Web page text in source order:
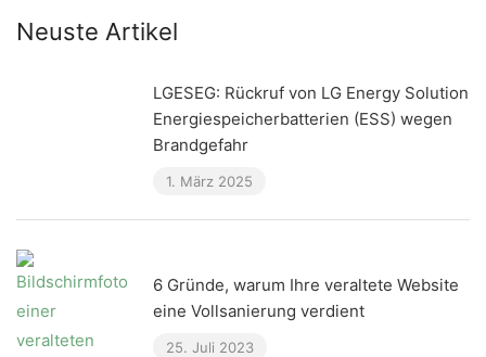
Neuste Artikel
LGESEG: Rückruf von LG Energy Solution
Energiespeicherbatterien (ESS) wegen
Brandgefahr
1. März 2025
6 Gründe, warum Ihre veraltete Website
eine Vollsanierung verdient
25. Juli 2023